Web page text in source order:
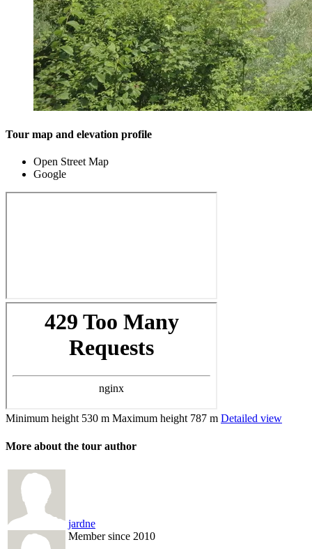
Tour map and elevation profile
Open Street Map
Google
Minimum height 530 m Maximum height 787 m Detailed view
More about the tour author
jardne
Member since 2010